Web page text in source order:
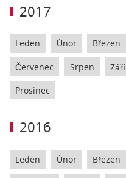
2017
Leden Únor Březen
Červenec Srpen Září
Prosinec
2016
Leden Únor Březen